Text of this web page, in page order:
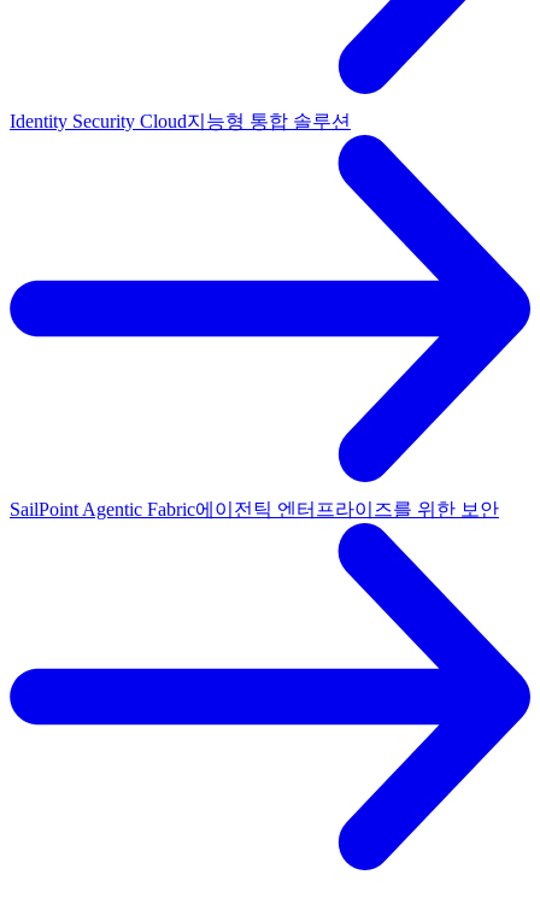
Identity Security Cloud지능형 통합 솔루션
SailPoint Agentic Fabric에이전틱 엔터프라이즈를 위한 보안